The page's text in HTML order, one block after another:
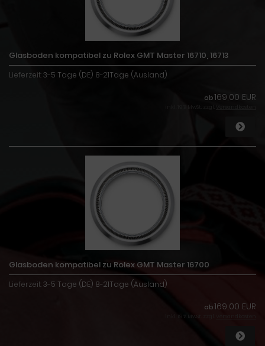
Glasboden kompatibel zu Rolex GMT Master 16710, 16713
Lieferzeit:3-5 Tage (DE) 8-21Tage (Ausland)
ab169,00 EUR
Glasboden kompatibel zu Rolex GMT Master 16700
Lieferzeit:3-5 Tage (DE) 8-21Tage (Ausland)
ab169,00 EUR
inkl. 19 % MwSt. zzgl.